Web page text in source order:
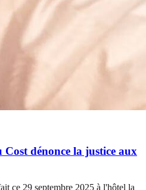
dénonce la justice aux
ce 29 septembre 2025 à l'hôtel la